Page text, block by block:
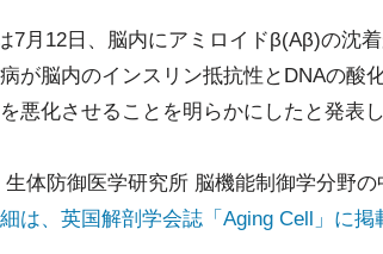
7月12日、脳内にアミロイドβ(Aβ)の沈
が脳内のインスリン抵抗性とDNAの酸
悪化させることを明らかにしたと発表し
生体防御医学研究所 脳機能制御学分野
は、英国解剖学会誌「Aging Cell」に掲